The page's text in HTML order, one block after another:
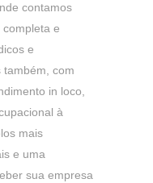
contamos
e
e
com
in loco,
à
mais
e uma
sua empresa